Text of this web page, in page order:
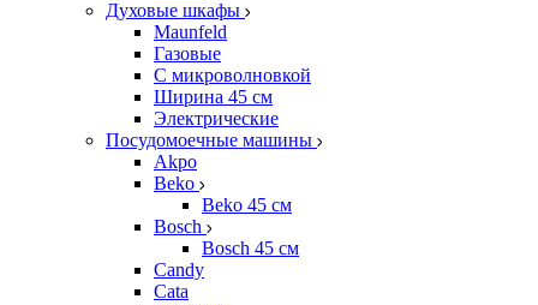
Духовые шкафы
Maunfeld
Газовые
С микроволновкой
Ширина 45 см
Электрические
Посудомоечные машины
Akpo
Beko
Beko 45 см
Bosch
Bosch 45 см
Candy
Cata